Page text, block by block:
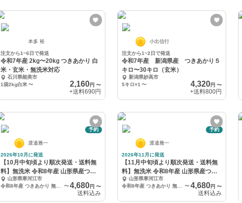
本多 裕
注文から1~6日で発送
令和7年産 2kg〜20kg つきあかり 白
米・玄米・無洗米対応
石川県能美市
1袋2kg白米 〜 2,160円 〜
+送料690円
小出信行
注文から1~2日で発送
令和7年産 新潟県産 つきあかり５
キロ〜30キロ（玄米）
新潟県妙高市
5キロ×1 〜 4,320円〜
+送料800円
予約
渡邉雅一
2026年10月に発送
【10月中旬頃より順次発送・送料無
料】無洗米 令和8年産 山形県産つき
あかり
山形県寒河江市
令和8年産 つきあかり 無洗米 4kg
〜 4,680円 〜
送料込み
予約
渡邉雅一
2026年11月に発送
【11月中旬頃より順次発送・送料無
料】無洗米 令和8年産 山形県産つき
あかり
山形県寒河江市
令和8年産 つきあかり 無洗米 4kg
〜 4,680円〜
送料込み